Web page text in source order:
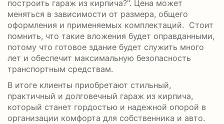
построить гараж из кирпича?". Цена может
меняться в зависимости от размера, общего
оформления и применяемых комплектаций. Стоит
помнить, что такие вложения будет оправданными,
потому что готовое здание будет служить много
лет и обеспечит максимальную безопасность
транспортным средствам.
В итоге клиенты приобретают стильный,
практичный и долговечный гараж из кирпича,
который станет гордостью и надежной опорой в
организации комфорта для собственника и авто.